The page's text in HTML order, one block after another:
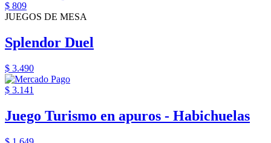
$ 809
JUEGOS DE MESA
Splendor Duel
$ 3.490
$ 3.141
Juego Turismo en apuros - Habichuelas